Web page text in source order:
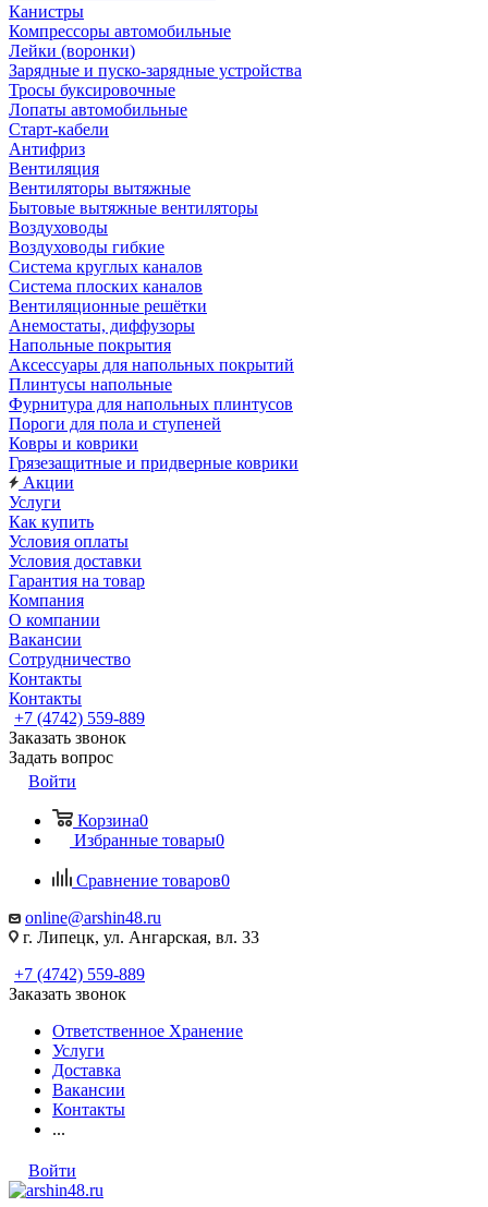
Канистры
Компрессоры автомобильные
Лейки (воронки)
Зарядные и пуско-зарядные устройства
Тросы буксировочные
Лопаты автомобильные
Старт-кабели
Антифриз
Вентиляция
Вентиляторы вытяжные
Бытовые вытяжные вентиляторы
Воздуховоды
Воздуховоды гибкие
Система круглых каналов
Система плоских каналов
Вентиляционные решётки
Анемостаты, диффузоры
Напольные покрытия
Аксессуары для напольных покрытий
Плинтусы напольные
Фурнитура для напольных плинтусов
Пороги для пола и ступеней
Ковры и коврики
Грязезащитные и придверные коврики
Акции
Услуги
Как купить
Условия оплаты
Условия доставки
Гарантия на товар
Компания
О компании
Вакансии
Сотрудничество
Контакты
Контакты
+7 (4742) 559-889
Заказать звонок
Задать вопрос
Войти
Корзина0
Избранные товары0
Сравнение товаров0
online@arshin48.ru
г. Липецк, ул. Ангарская, вл. 33
+7 (4742) 559-889
Заказать звонок
Ответственное Хранение
Услуги
Доставка
Вакансии
Контакты
...
Войти